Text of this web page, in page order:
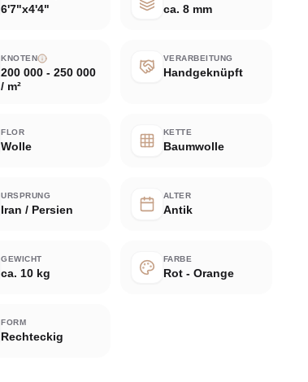
6'7"x4'4" ca. 8 mm
KNOTEN
200 000 - 250 000
/ m²
VERARBEITUNG
Handgeknüpft
FLOR
Wolle
KETTE
Baumwolle
URSPRUNG
Iran / Persien
ALTER
Antik
GEWICHT
ca. 10 kg
FARBE
Rot - Orange
FORM
Rechteckig